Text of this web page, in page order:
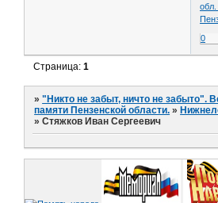
обл.
0
Страница:1
»"Никто не забыт, ничто не забыто".
памяти Пензенской области. »
»Стяжков Иван Сергеевич